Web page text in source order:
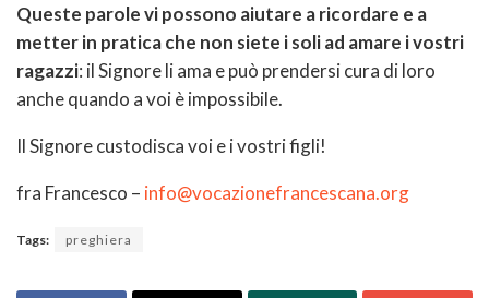
Queste parole vi possono aiutare a ricordare e a
metter in pratica che non siete i soli ad amare i vostri
ragazzi: il Signore li ama e può prendersi cura di loro
anche quando a voi è impossibile.
Il Signore custodisca voi e i vostri figli!
fra Francesco – info@vocazionefrancescana.org
Tags: preghiera